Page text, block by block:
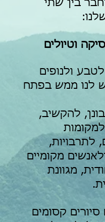
בין שתי
וטיולים
ולנופים
לנו ממש בפתח
להקשיב,
לתרבויות,
מקומיים
מגוונת
סיורים קסומים